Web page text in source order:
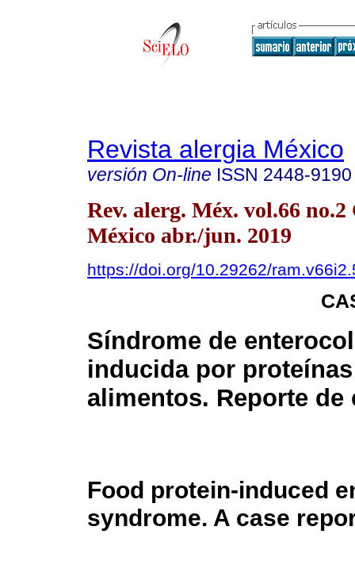
Revista alergia México
versión On-line ISSN 2448-9190
Rev. alerg. Méx. vol.66
México abr./jun. 2019
https://doi.org/10.29262/
Síndrome de
inducida por
alimentos. Reporte de
Food protein-induced
syndrome. A case